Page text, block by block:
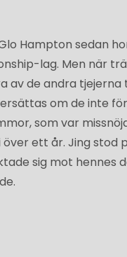
Hampton sedan
lag. Men när
av de andra
om de inte
som var
ett år. Jing stod
sig mot hennes